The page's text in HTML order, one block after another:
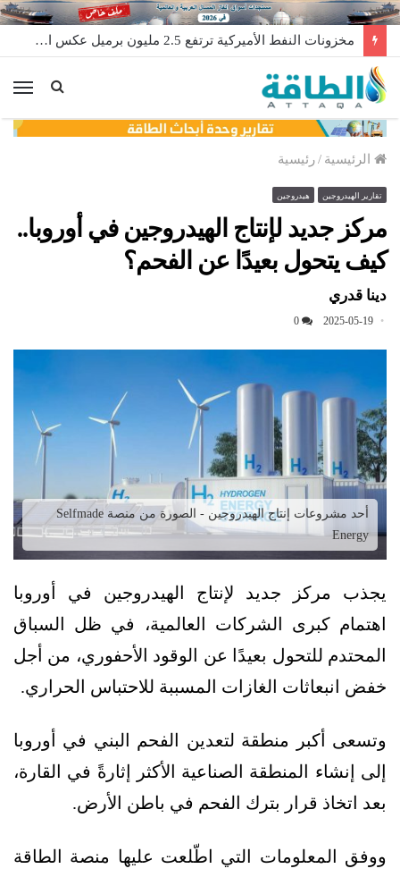
مخزونات النفط الأميركية ترتفع 2.5 مليون برميل عكس التوقعات
الرئيسية /رئيسية
تقارير الهيدروجين هيدروجين
مركز جديد لإنتاج الهيدروجين في أوروبا..
كيف يتحول بعيدًا عن الفحم؟
دينا قدري
2025-05-19
0
أحد مشروعات إنتاج الهيدروجين - الصورة من منصة Selfmade
Energy
يجذب مركز جديد لإنتاج الهيدروجين في أوروبا
اهتمام كبرى الشركات العالمية، في ظل السباق
المحتدم للتحول بعيدًا عن الوقود الأحفوري، من أجل
خفض انبعاثات الغازات المسببة للاحتباس الحراري.
وتسعى أكبر منطقة لتعدين الفحم البني في أوروبا
إلى إنشاء المنطقة الصناعية الأكثر إثارةً في القارة،
بعد اتخاذ قرار بترك الفحم في باطن الأرض.
ووفق المعلومات التي اطّلعت عليها منصة الطاقة